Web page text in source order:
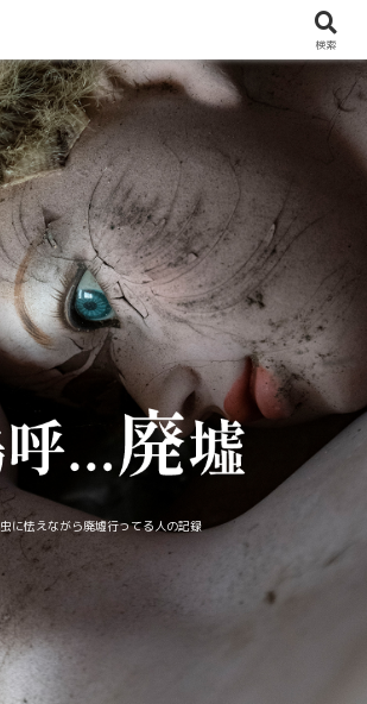
虫に怯えながら廃墟行ってる人の記録
検索